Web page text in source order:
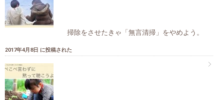
掃除をさせたきゃ「無言清掃」をやめよう。
2017年4月8日 に投稿された